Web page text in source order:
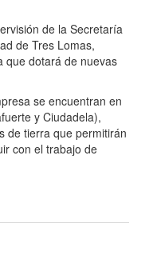
de la Secretaría
de Tres Lomas,
que dotará de nuevas
se encuentran en
y Ciudadela),
de tierra que permitirán
con el trabajo de